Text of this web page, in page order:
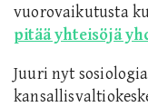
vuorovaikutusta
pitää yhteisöjä
Juuri nyt